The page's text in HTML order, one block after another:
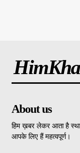
About us
हिम ख़बर लेकर आता है
आपके लिए हैं महत्वपूर्ण।